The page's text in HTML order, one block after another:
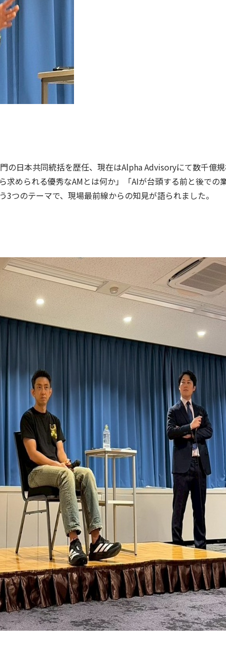
の日本共同統括を歴任、現在はAlpha Advisoryにて数千億
求められる優秀なAMとは何か」「AIが台頭する前と後での
つのテーマで、現場最前線からの知見が語られました。